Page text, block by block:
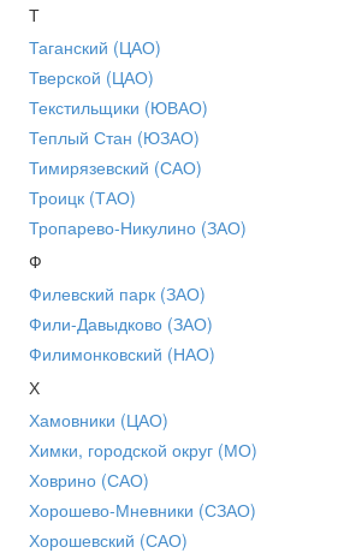
Т
Таганский (ЦАО)
Тверской (ЦАО)
Текстильщики (ЮВАО)
Теплый Стан (ЮЗАО)
Тимирязевский (САО)
Троицк (ТАО)
Тропарево-Никулино (ЗАО)
Ф
Филевский парк (ЗАО)
Фили-Давыдково (ЗАО)
Филимонковский (НАО)
Х
Хамовники (ЦАО)
Химки, городской округ (МО)
Ховрино (САО)
Хорошево-Мневники (СЗАО)
Хорошевский (САО)